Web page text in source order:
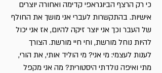
כי רק הרצף הביוגראפי קדימה ואחורה יוצרים
אישיות. בהתקשרות לעברי אני מושך את החולף
של העבר וכך אני יוצר זיקה להיום, אז אני יכול
להיות נוחל מורשת, וחי חיי מורשת. הצורך
לענות לעצמי: מי אני? מי הוליד אותי, את הורי,
מתי ואיפה נולדתי היסטורית? מה אני מקפל